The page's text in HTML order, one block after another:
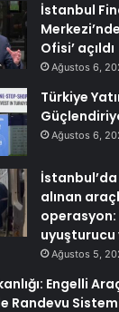
İstanbul
Ofisi’ açıldı
Ağustos 6,
Türkiye
Ağustos 6,
alınan
operasyon:
uyuşturucu
Ağustos 5,
Engelli
Randevu